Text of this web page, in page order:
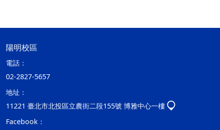
陽明校區
電話：
02-2827-5657
地址：
11221 臺北市北投區立農街二段155號 博雅中心一樓
Facebook：